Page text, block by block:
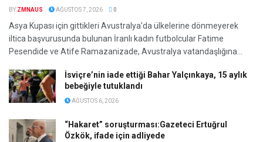
BY ZMNAUS AĞUSTOS 7, 2026 0
Asya Kupası için gittikleri Avustralya'da ülkelerine dönmeyerek
iltica başvurusunda bulunan İranlı kadın futbolcular Fatime
Pesendide ve Atife Ramazanizade, Avustralya vatandaşlığına...
İsviçre’nin iade ettiği Bahar Yalçınkaya, 15 aylık
bebeğiyle tutuklandı
AĞUSTOS 6, 2026
“Hakaret” soruşturması:Gazeteci Ertuğrul
Özkök, ifade için adliyede